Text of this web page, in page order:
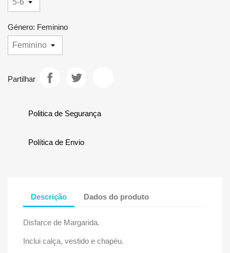
Género: Feminino
Partilhar
Politica de Segurança
Política de Envio
Descrição Dados do produto
Disfarce de Margarida.
Inclui calça, vestido e chapéu.